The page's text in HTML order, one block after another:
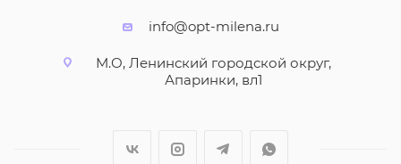
info@opt-milena.ru
М.О, Ленинский городской округ,
Апаринки, вл1